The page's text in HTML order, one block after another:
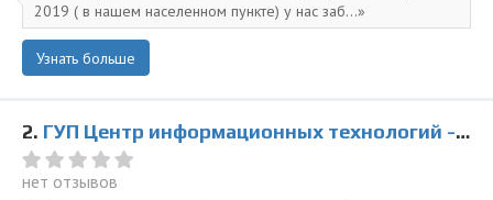
2019 ( в нашем населенном пункте) у нас заб...
Узнать больше
2. ГУП Центр информационных технологий - представитель ООО Ведущая Утилизирующая Компания
нет отзывов